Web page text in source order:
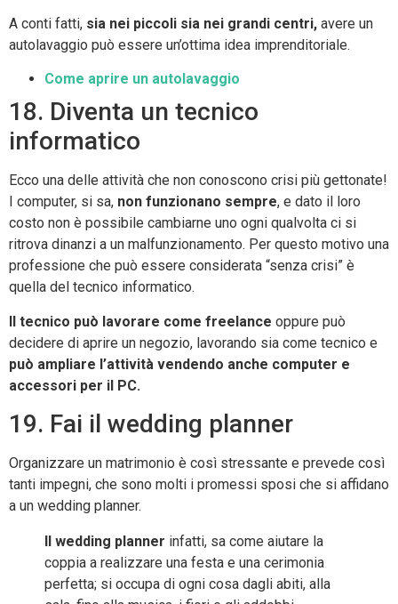
A conti fatti, sia nei piccoli sia nei grandi centri, avere un
autolavaggio può essere un’ottima idea imprenditoriale.
Come aprire un autolavaggio
18. Diventa un tecnico
informatico
Ecco una delle attività che non conoscono crisi più gettonate!
I computer, si sa, non funzionano sempre, e dato il loro
costo non è possibile cambiarne uno ogni qualvolta ci si
ritrova dinanzi a un malfunzionamento. Per questo motivo una
professione che può essere considerata “senza crisi” è
quella del tecnico informatico.
Il tecnico può lavorare come freelance oppure può
decidere di aprire un negozio, lavorando sia come tecnico e
può ampliare l’attività vendendo anche computer e
accessori per il PC.
19. Fai il wedding planner
Organizzare un matrimonio è così stressante e prevede così
tanti impegni, che sono molti i promessi sposi che si affidano
a un wedding planner.
Il wedding planner infatti, sa come aiutare la
coppia a realizzare una festa e una cerimonia
perfetta; si occupa di ogni cosa dagli abiti, alla